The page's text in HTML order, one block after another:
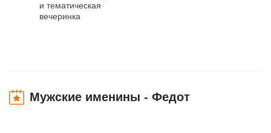
и тематическая
вечеринка
Мужские именины - Федот